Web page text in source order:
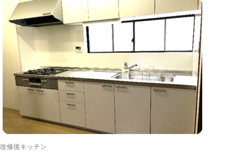
改修後キッチン